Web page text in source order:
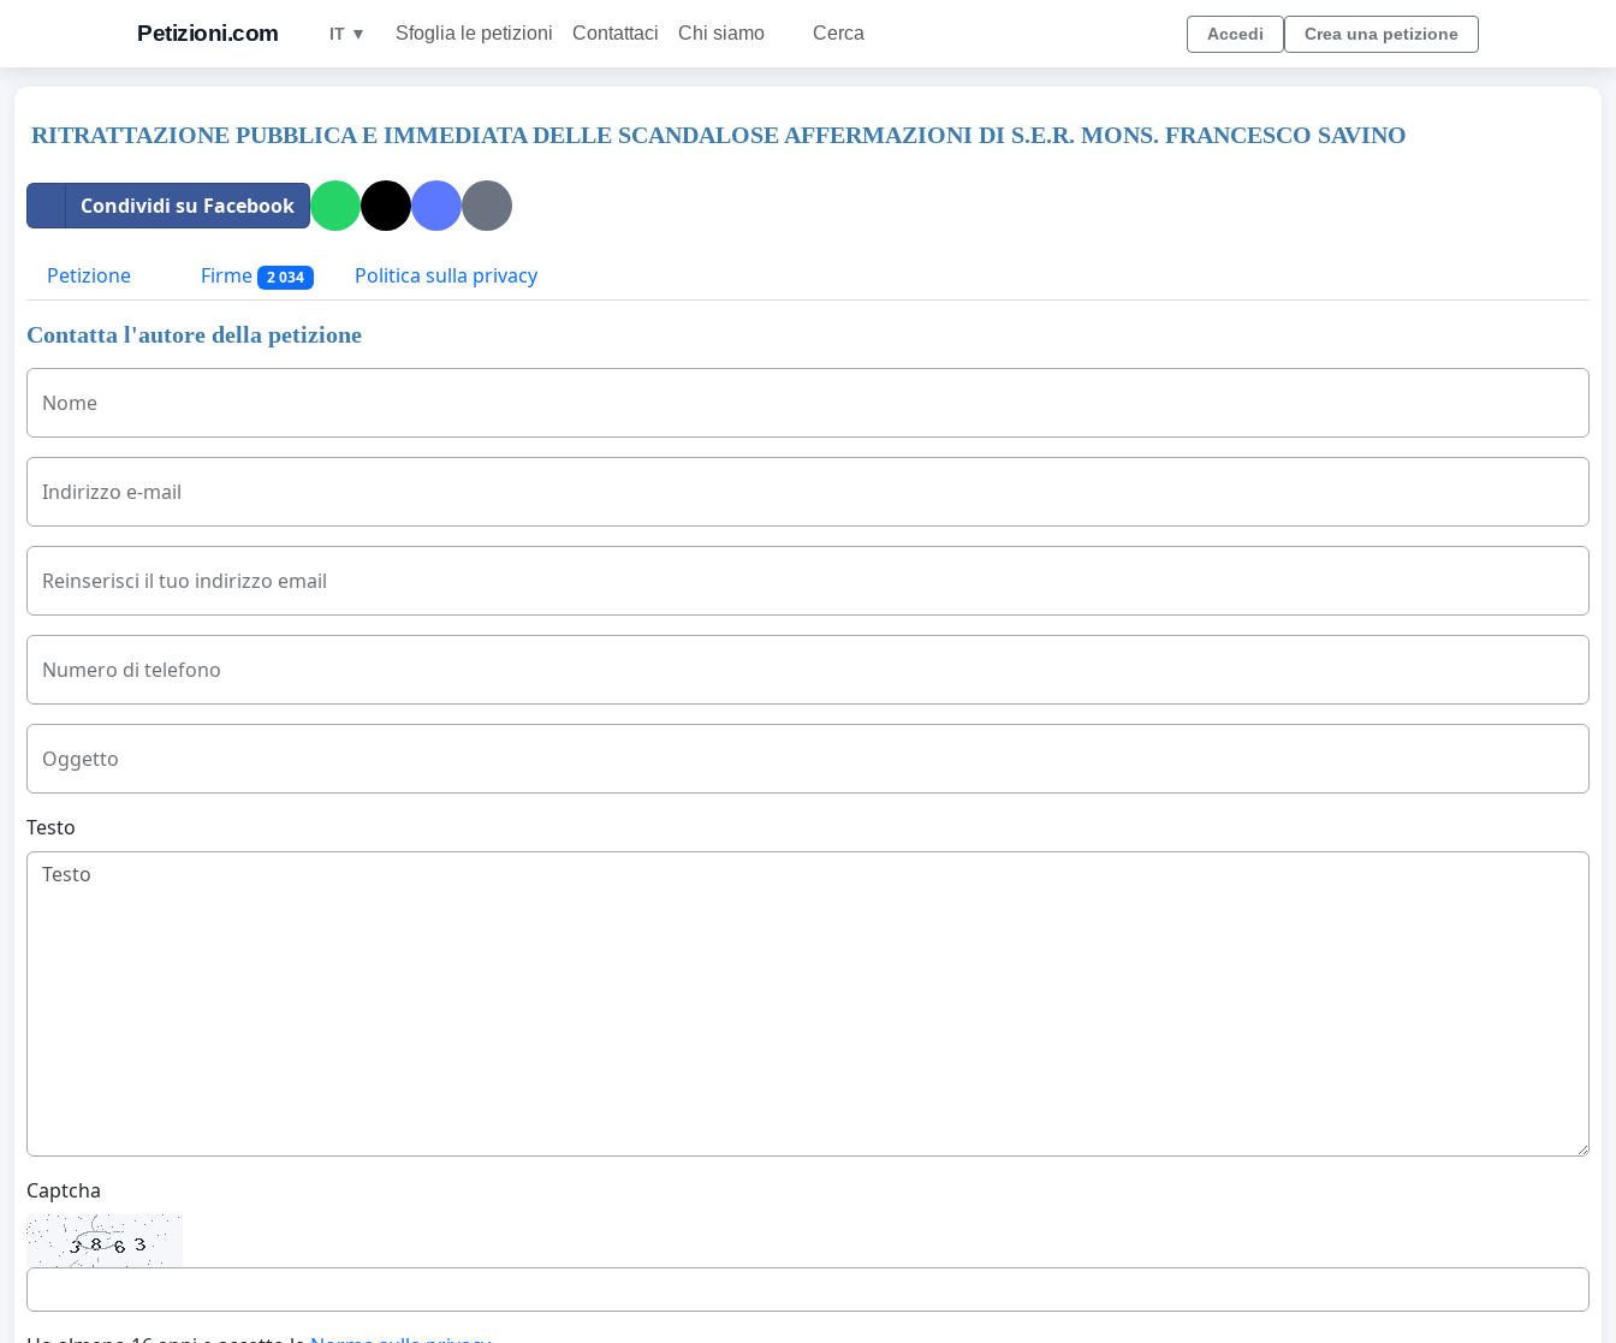
Petizioni.com IT ▼ Sfoglia le petizioni Contattaci Chi siamo Cerca Accedi Crea una petizione
RITRATTAZIONE PUBBLICA E IMMEDIATA DELLE SCANDALOSE AFFERMAZIONI DI S.E.R. MONS. FRANCESCO SAVINO
Condividi su Facebook
Petizione Firme 2 034 Politica sulla privacy
Contatta l'autore della petizione
Nome
Indirizzo e-mail
Reinserisci il tuo indirizzo email
Numero di telefono
Oggetto
Testo
Captcha